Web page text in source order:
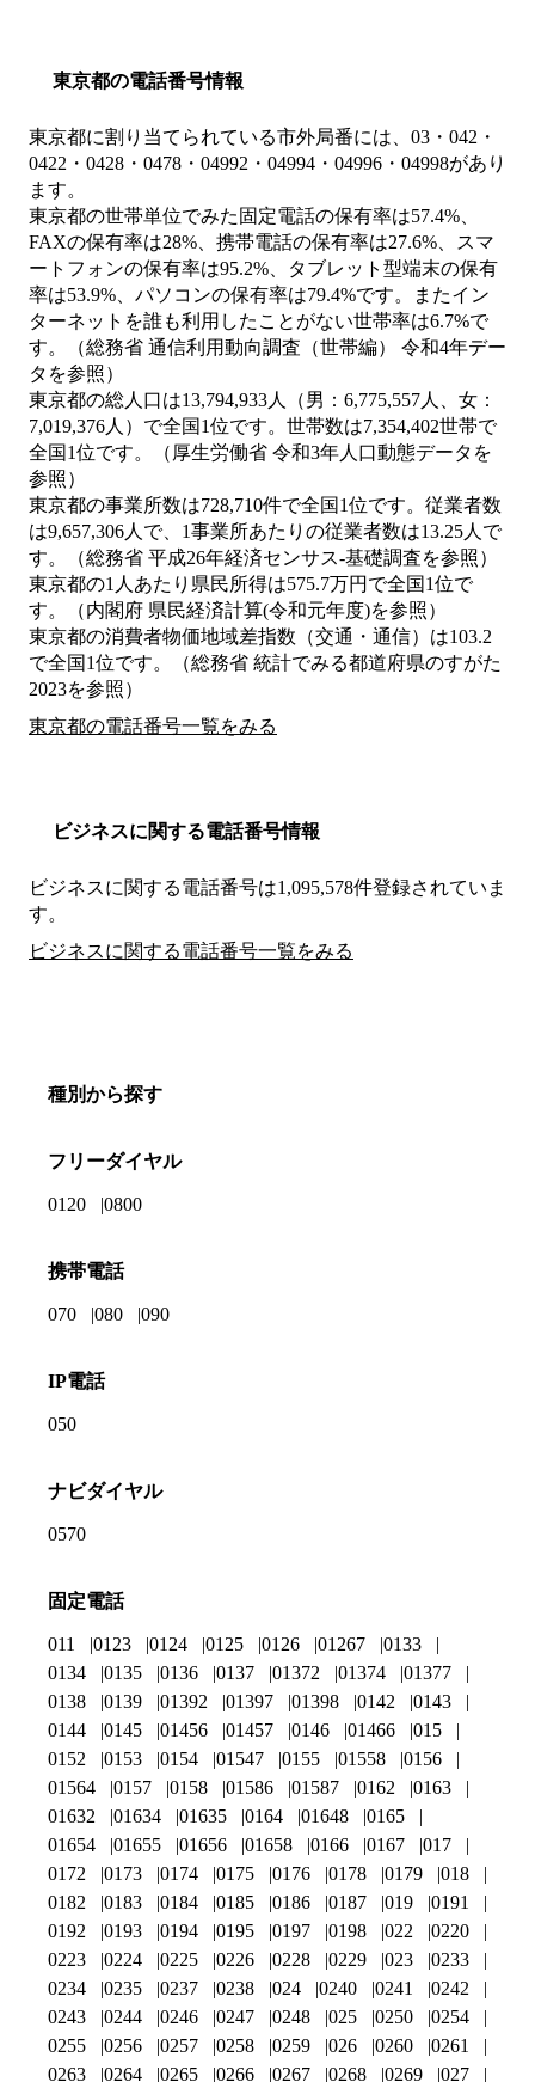
東京都の電話番号情報
東京都に割り当てられている市外局番には、03・042・
0422・0428・0478・04992・04994・04996・04998があり
ます。
東京都の世帯単位でみた固定電話の保有率は57.4%、
FAXの保有率は28%、携帯電話の保有率は27.6%、スマ
ートフォンの保有率は95.2%、タブレット型端末の保有
率は53.9%、パソコンの保有率は79.4%です。またイン
ターネットを誰も利用したことがない世帯率は6.7%で
す。（総務省 通信利用動向調査（世帯編） 令和4年デー
タを参照）
東京都の総人口は13,794,933人（男：6,775,557人、女：
7,019,376人）で全国1位です。世帯数は7,354,402世帯で
全国1位です。（厚生労働省 令和3年人口動態データを
参照）
東京都の事業所数は728,710件で全国1位です。従業者数
は9,657,306人で、1事業所あたりの従業者数は13.25人で
す。（総務省 平成26年経済センサス‐基礎調査を参照）
東京都の1人あたり県民所得は575.7万円で全国1位で
す。（内閣府 県民経済計算(令和元年度)を参照）
東京都の消費者物価地域差指数（交通・通信）は103.2
で全国1位です。（総務省 統計でみる都道府県のすがた
2023を参照）
東京都の電話番号一覧をみる
ビジネスに関する電話番号情報
ビジネスに関する電話番号は1,095,578件登録されていま
す。
ビジネスに関する電話番号一覧をみる
種別から探す
フリーダイヤル
0120 0800
携帯電話
070 080 090
IP電話
050
ナビダイヤル
0570
固定電話
011 0123 0124 0125 0126 01267
0133
0134
0135 0136 0137 01372 01374
01377
0138
0139 01392 01397 01398 0142
0143
0144
0145 01456 01457 0146 01466
015
0152
0153 0154 01547 0155 01558
0156
01564
0157 0158 01586 01587 0162
0163
01632
01634 01635 0164 01648
0165
01654
01655 01656 01658 0166 0167
017
0172
0173 0174 0175 0176 0178 0179
018
0182
0183 0184 0185 0186 0187 019
0191
0192
0193 0194 0195 0197 0198 022
0220
0223
0224 0225 0226 0228 0229 023
0233
0234
0235 0237 0238 024 0240 0241
0242
0243
0244 0246 0247 0248 025 0250
0254
0255
0256 0257 0258 0259 026 0260
0261
0263
0264 0265 0266 0267 0268 0269 027